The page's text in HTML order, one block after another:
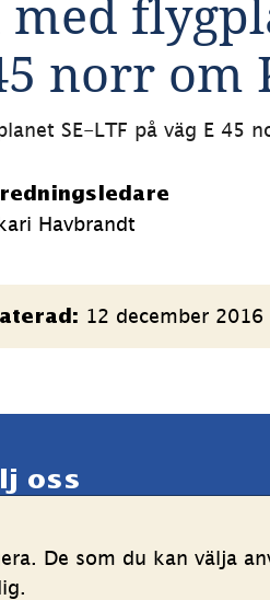
De som du kan välja
norr om
SE-LTF på väg E 45
Havbrandt
12 december 2016
oss
YouTube